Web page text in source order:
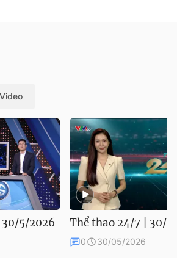
5/2026 Thể thao 24/7 | 30/
0 30/05/2026